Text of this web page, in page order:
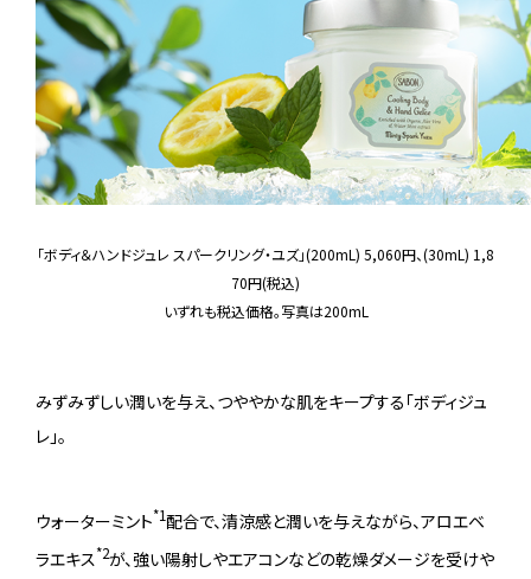
「ボディ＆ハンドジュレ スパークリング・ユズ」(200mL) 5,060円、(30mL) 1,8
70円(税込)
いずれも税込価格。写真は200mL
みずみずしい潤いを与え、つややかな肌をキープする「ボディジュ
レ」。
ウォーターミント*1配合で、清涼感と潤いを与えながら、アロエベ
ラエキス*2が、強い陽射しやエアコンなどの乾燥ダメージを受けや